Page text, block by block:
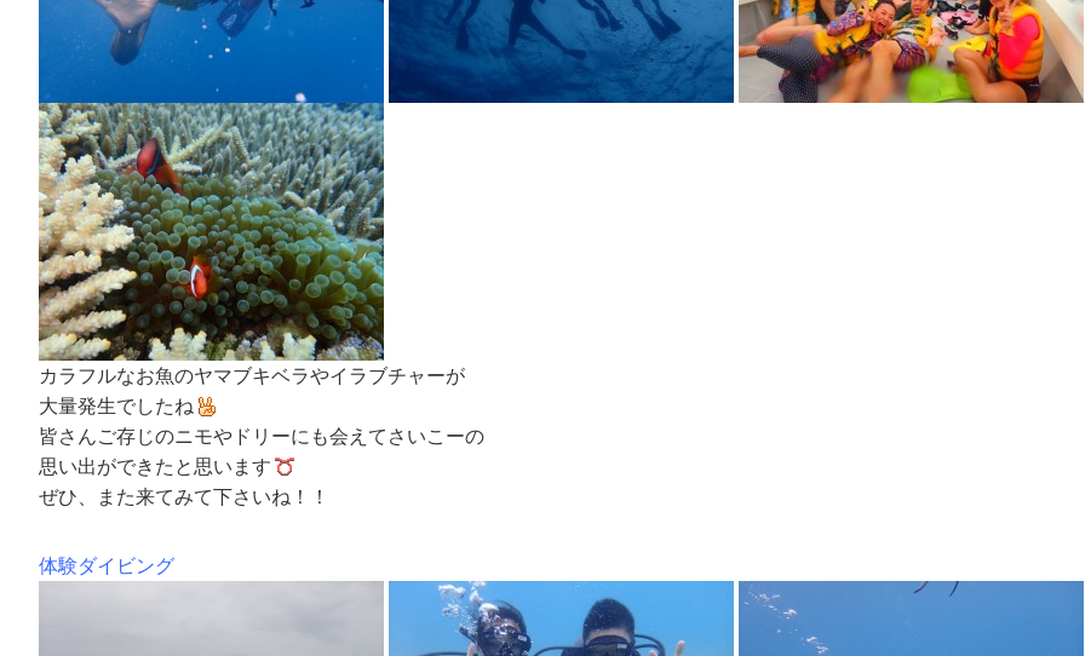
カラフルなお魚のヤマブキベラやイラブチャーが
大量発生でしたね
皆さんご存じのニモやドリーにも会えてさいこーの
思い出ができたと思います
ぜひ、また来てみて下さいね！！
体験ダイビング